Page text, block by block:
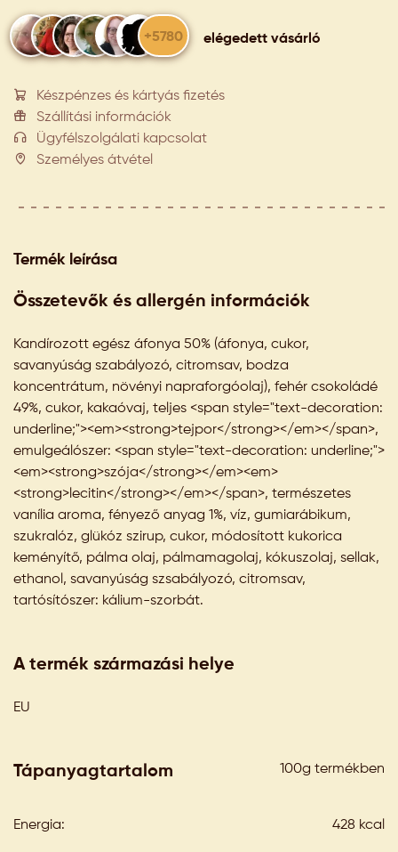
+5780 elégedett vásárló
Készpénzes és kártyás fizetés
Szállítási információk
Ügyfélszolgálati kapcsolat
Személyes átvétel
Termék leírása
Összetevők és allergén információk
Kandírozott egész áfonya 50% (áfonya, cukor,
savanyúság szabályozó, citromsav, bodza
koncentrátum, növényi napraforgóolaj), fehér csokoládé
49%, cukor, kakaóvaj, teljes <span style="text-decoration:
underline;"><em><strong>tejpor</strong></em></span>,
emulgeálószer: <span style="text-decoration: underline;">
<em><strong>szója</strong></em><em>
<strong>lecitin</strong></em></span>, természetes
vanília aroma, fényező anyag 1%, víz, gumiarábikum,
szukralóz, glükóz szirup, cukor, módosított kukorica
keményítő, pálma olaj, pálmamagolaj, kókuszolaj, sellak,
ethanol, savanyúság szsabályozó, citromsav,
tartósítószer: kálium-szorbát.
A termék származási helye
EU
Tápanyagtartalom 100g termékben
Energia: 428 kcal